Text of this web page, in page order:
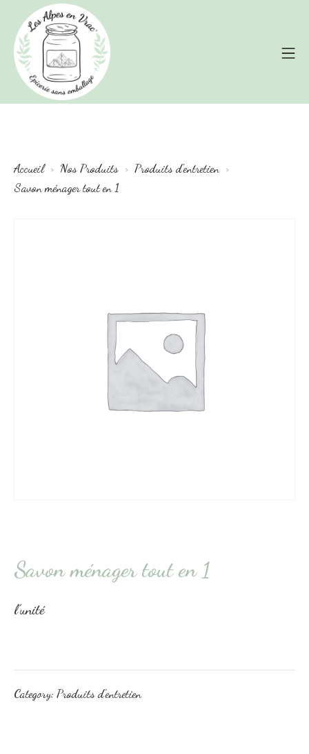
contenu
Accueil Nos Produits
Produits d'entretien
Savon ménager tout en 1
Savon ménager tout en 1
l’unité
Category: Produits d'entretien